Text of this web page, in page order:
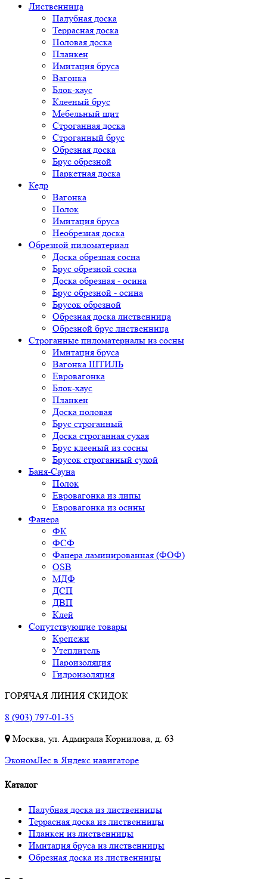
Лиственница
Палубная доска
Террасная доска
Половая доска
Планкен
Имитация бруса
Вагонка
Блок-хаус
Клееный брус
Мебельный щит
Строганная доска
Строганный брус
Обрезная доска
Брус обрезной
Паркетная доска
Кедр
Вагонка
Полок
Имитация бруса
Необрезная доска
Обрезной пиломатериал
Доска обрезная сосна
Брус обрезной сосна
Доска обрезная - осина
Брус обрезной - осина
Брусок обрезной
Обрезная доска лиственница
Обрезной брус лиственница
Строганные пиломатериалы из сосны
Имитация бруса
Вагонка ШТИЛЬ
Евровагонка
Блок-хаус
Планкен
Доска половая
Брус строганный
Доска строганная сухая
Брус клееный из сосны
Брусок строганный сухой
Баня-Сауна
Полок
Евровагонка из липы
Евровагонка из осины
Фанера
ФК
ФСФ
Фанера ламинированная (ФОФ)
OSB
МДФ
ДСП
ДВП
Клей
Сопутствующие товары
Крепежи
Утеплитель
Пароизоляция
Гидроизоляция
ГОРЯЧАЯ ЛИНИЯ СКИДОК
8 (903) 797-01-35
Москва, ул. Адмирала Корнилова, д. 63
ЭкономЛес в Яндекс навигаторе
Каталог
Палубная доска из лиственницы
Террасная доска из лиственницы
Планкен из лиственницы
Имитация бруса из лиственницы
Обрезная доска из лиственницы